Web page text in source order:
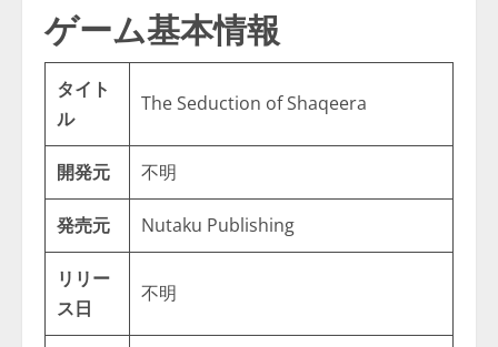
ゲーム基本情報
タイト
ル
The Seduction of Shaqeera
開発元 不明
発売元 Nutaku Publishing
リリー
ス日
不明